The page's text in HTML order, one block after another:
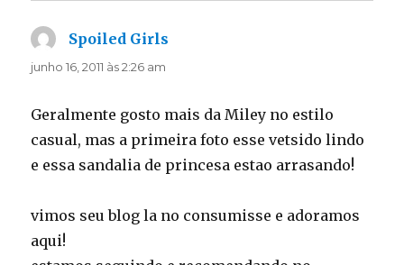
Spoiled Girls
junho 16, 2011 às 2:26 am
Geralmente gosto mais da Miley no estilo
casual, mas a primeira foto esse vetsido lindo
e essa sandalia de princesa estao arrasando!
vimos seu blog la no consumisse e adoramos
aqui!